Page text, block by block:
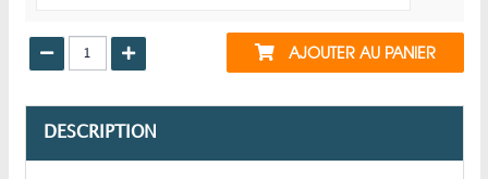
AJOUTER AU PANIER
DESCRIPTION